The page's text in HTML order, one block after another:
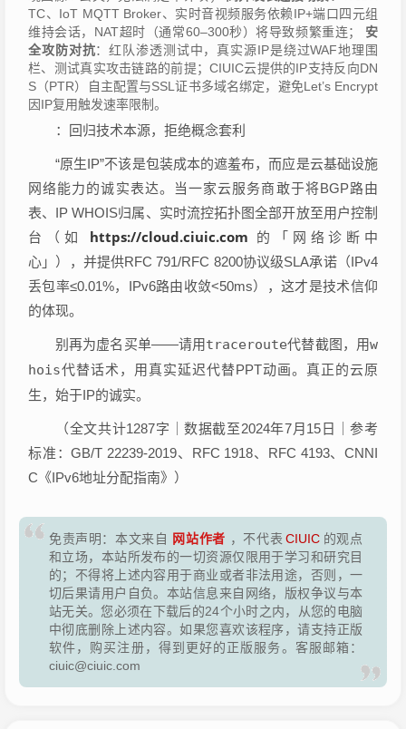
TC、IoT MQTT Broker、实时音视频服务依赖IP+端口四元组
维持会话，NAT超时（通常60–300秒）将导致频繁重连； 安
全攻防对抗：红队渗透测试中，真实源IP是绕过WAF地理围
栏、测试真实攻击链路的前提；CIUIC云提供的IP支持反向DN
S（PTR）自主配置与SSL证书多域名绑定，避免Let’s Encrypt
因IP复用触发速率限制。
：回归技术本源，拒绝概念套利
“原生IP”不该是包装成本的遮羞布，而应是云基础设施
网络能力的诚实表达。当一家云服务商敢于将BGP路由
表、IP WHOIS归属、实时流控拓扑图全部开放至用户控制
台（如 https://cloud.ciuic.com 的「网络诊断中
心」），并提供RFC 791/RFC 8200协议级SLA承诺（IPv4
丢包率≤0.01%，IPv6路由收敛<50ms），这才是技术信仰
的体现。
别再为虚名买单——请用traceroute代替截图，用w
hois代替话术，用真实延迟代替PPT动画。真正的云原
生，始于IP的诚实。
（全文共计1287字｜数据截至2024年7月15日｜参考
标准：GB/T 22239-2019、RFC 1918、RFC 4193、CNNI
C《IPv6地址分配指南》）
免责声明：本文来自 网站作者 ，不代表 CIUIC 的观点
和立场，本站所发布的一切资源仅限用于学习和研究目
的；不得将上述内容用于商业或者非法用途，否则，一
切后果请用户自负。本站信息来自网络，版权争议与本
站无关。您必须在下载后的24个小时之内，从您的电脑
中彻底删除上述内容。如果您喜欢该程序，请支持正版
软件，购买注册，得到更好的正版服务。客服邮箱：
ciuic@ciuic.com